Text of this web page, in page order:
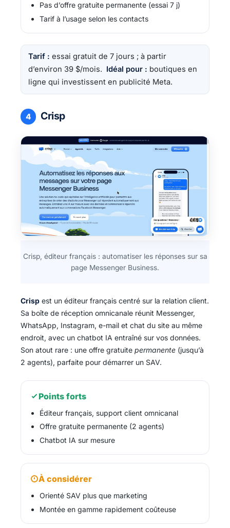
Pas d’offre gratuite permanente (essai 7 j)
Tarif à l’usage selon les contacts
Tarif : essai gratuit de 7 jours ; à partir
d’environ 39 $/mois. Idéal pour : boutiques en
ligne qui investissent en publicité Meta.
4 Crisp
Crisp, éditeur français : automatiser les réponses sur sa
page Messenger Business.
Crisp est un éditeur français centré sur la relation client.
Sa boîte de réception omnicanale réunit Messenger,
WhatsApp, Instagram, e-mail et chat du site au même
endroit, avec un chatbot IA entraîné sur vos données.
Son atout rare : une offre gratuite permanente (jusqu’à
2 agents), parfaite pour démarrer un SAV.
Points forts
Éditeur français, support client omnicanal
Offre gratuite permanente (2 agents)
Chatbot IA sur mesure
À considérer
Orienté SAV plus que marketing
Montée en gamme rapidement coûteuse